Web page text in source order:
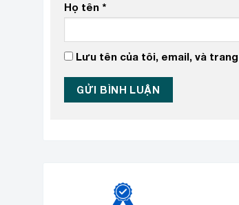
Họ tên *
Lưu tên của tôi, email, và